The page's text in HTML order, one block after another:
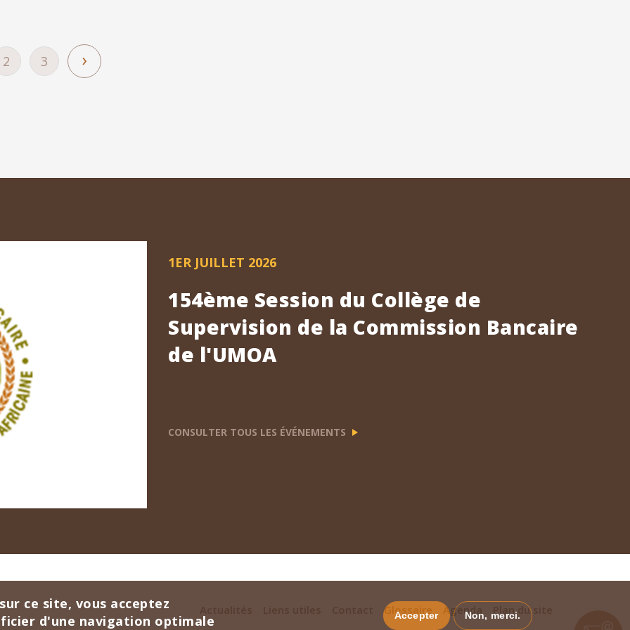
Page
2 Page
3
Page
suivante
›
1ER JUILLET 2026
154ème Session du Collège de
Supervision de la Commission Bancaire
de l'UMOA
CONSULTER TOUS LES ÉVÉNEMENTS
Glossaire Agenda Plan du site
ce site, vous acceptez
d'une navigation optimale
Accepter Non, merci.